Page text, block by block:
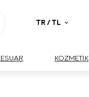
TR / TL
KOZMETİK